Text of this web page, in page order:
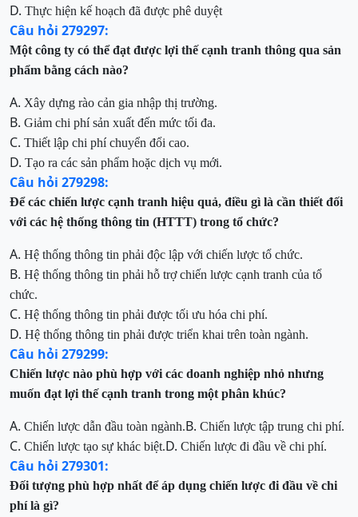
D. Thực hiện kế hoạch đã được phê duyệt
Câu hỏi 279297:
Một công ty có thể đạt được lợi thế cạnh tranh thông qua sản
phẩm bằng cách nào?
A. Xây dựng rào cản gia nhập thị trường.
B. Giảm chi phí sản xuất đến mức tối đa.
C. Thiết lập chi phí chuyển đổi cao.
D. Tạo ra các sản phẩm hoặc dịch vụ mới.
Câu hỏi 279298:
Để các chiến lược cạnh tranh hiệu quả, điều gì là cần thiết đối
với các hệ thống thông tin (HTTT) trong tổ chức?
A. Hệ thống thông tin phải độc lập với chiến lược tổ chức.
B. Hệ thống thông tin phải hỗ trợ chiến lược cạnh tranh của tổ
chức.
C. Hệ thống thông tin phải được tối ưu hóa chi phí.
D. Hệ thống thông tin phải được triển khai trên toàn ngành.
Câu hỏi 279299:
Chiến lược nào phù hợp với các doanh nghiệp nhỏ nhưng
muốn đạt lợi thế cạnh tranh trong một phân khúc?
A. Chiến lược dẫn đầu toàn ngành.B. Chiến lược tập trung chi phí.
C. Chiến lược tạo sự khác biệt.D. Chiến lược đi đầu về chi phí.
Câu hỏi 279301:
Đối tượng phù hợp nhất để áp dụng chiến lược đi đầu về chi
phí là gì?